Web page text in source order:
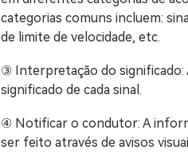
categorias comuns incluem:
de limite de velocidade, etc.
③ Interpretação do significado:
significado de cada sinal.
④ Notificar o condutor: A
ser feito através de avisos